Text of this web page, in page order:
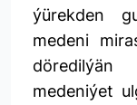
ýürekden
medeni
medeniýet